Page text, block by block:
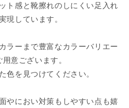
ト感と靴擦れのしにくい足入れ
現しています。
ラーまで豊富なカラーバリエー
意ございます。
色を見つけてください。
やにおい対策もしやすい点も嬉